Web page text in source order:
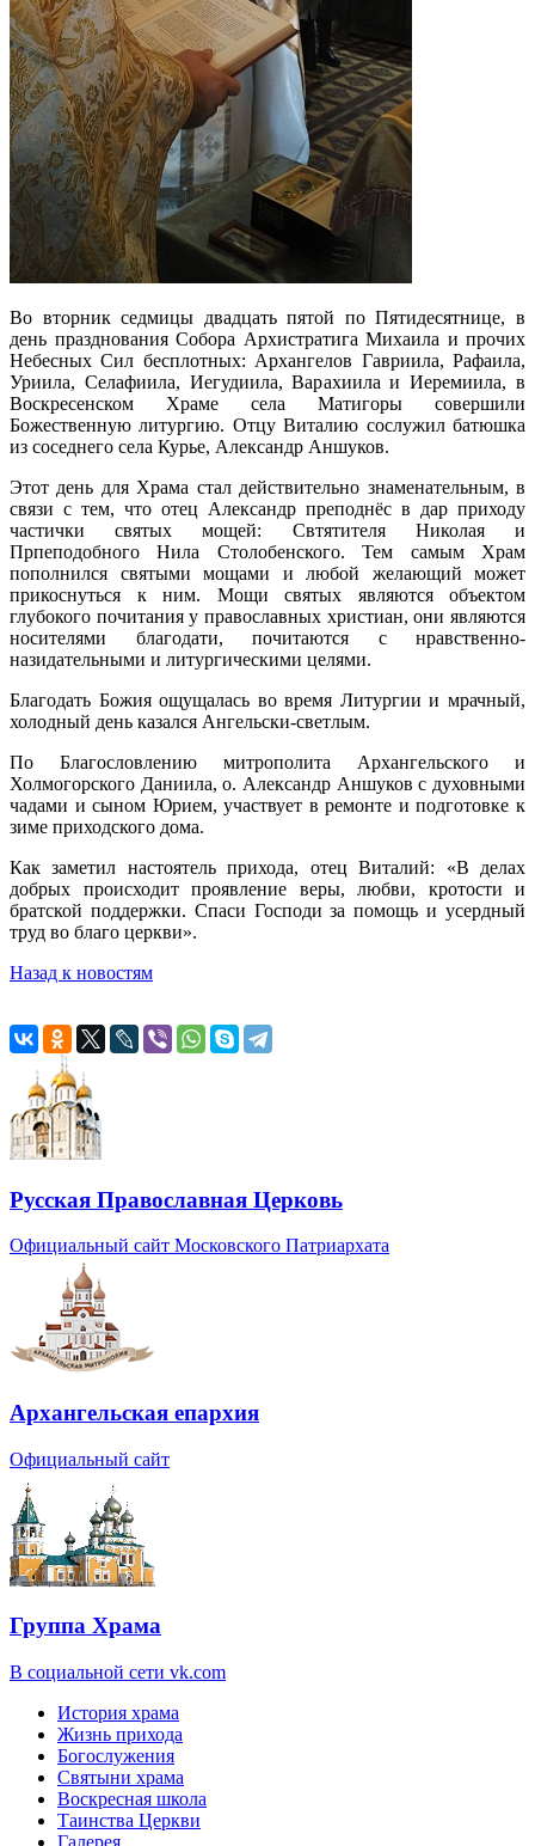
Во вторник седмицы двадцать пятой по Пятидесятнице, в
день празднования Собора Архистратига Михаила и прочих
Небесных Сил бесплотных: Архангелов Гавриила, Рафаила,
Уриила, Селафиила, Иегудиила, Варахиила и Иеремиила, в
Воскресенском Храме села Матигоры совершили
Божественную литургию. Отцу Виталию сослужил батюшка
из соседнего села Курье, Александр Аншуков.
Этот день для Храма стал действительно знаменательным, в
связи с тем, что отец Александр преподнёс в дар приходу
частички святых мощей: Свтятителя Николая и
Прпеподобного Нила Столобенского. Тем самым Храм
пополнился святыми мощами и любой желающий может
прикоснуться к ним. Мощи святых являются объектом
глубокого почитания у православных христиан, они являются
носителями благодати, почитаются с нравственно-
назидательными и литургическими целями.
Благодать Божия ощущалась во время Литургии и мрачный,
холодный день казался Ангельски-светлым.
По Благословлению митрополита Архангельского и
Холмогорского Даниила, о. Александр Аншуков с духовными
чадами и сыном Юрием, участвует в ремонте и подготовке к
зиме приходского дома.
Как заметил настоятель прихода, отец Виталий: «В делах
добрых происходит проявление веры, любви, кротости и
братской поддержки. Спаси Господи за помощь и усердный
труд во благо церкви».
Назад к новостям
Русская Православная Церковь
Официальный сайт Московского Патриархата
Архангельская епархия
Официальный сайт
Группа Храма
В социальной сети vk.com
История храма
Жизнь прихода
Богослужения
Святыни храма
Воскресная школа
Таинства Церкви